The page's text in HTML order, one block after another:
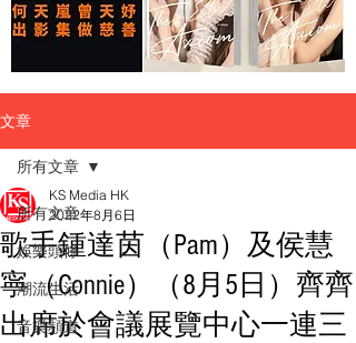
文章
所有文章
娛樂頭條
潮流生活
音樂頻道
所有文章
歌手鍾達茵（Pam）及侯慧
寧（Connie）（8月5日）齊齊
出席於會議展覽中心一連三
KS Media HK
2022年8月6日